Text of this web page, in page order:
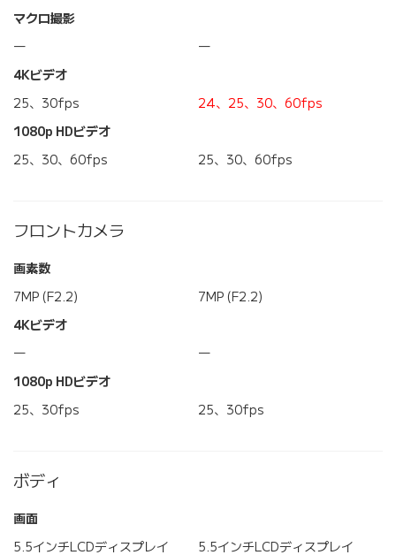
マクロ撮影
―
―
4Kビデオ
25、30fps
24、25、30、60fps
1080p HDビデオ
25、30、60fps
25、30、60fps
フロントカメラ
画素数
7MP (F2.2)
7MP (F2.2)
4Kビデオ
―
―
1080p HDビデオ
25、30fps
25、30fps
ボディ
画面
5.5インチLCDディスプレイ
5.5インチLCDディスプレイ